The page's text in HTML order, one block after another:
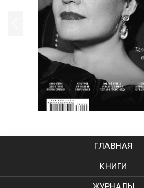
ГЛАВНАЯ
КНИГИ